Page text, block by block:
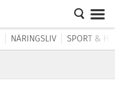
NÄRINGSLIV SPORT &